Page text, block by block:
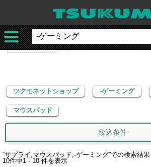
ツクモネットショップ
マウスパッド
ツクモネットショップ -ゲーミング
マウスパッド
絞込条件
“サプライ,マウスパッド,-ゲーミング”での検索結果
10件中1 - 10 件を表示